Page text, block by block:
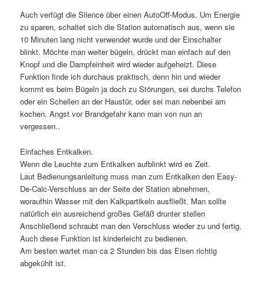
Auch verfügt die Silence über einen AutoOff-Modus. Um Energie
zu sparen, schaltet sich die Station automatisch aus, wenn sie
10 Minuten lang nicht verwendet wurde und der Einschalter
blinkt. Möchte man weiter bügeln, drückt man einfach auf den
Knopf und die Dampfeinheit wird wieder aufgeheizt. Diese
Funktion finde ich durchaus praktisch, denn hin und wieder
kommt es beim Bügeln ja doch zu Störungen, sei durchs Telefon
oder ein Schellen an der Haustür, oder sei man nebenbei am
kochen. Angst vor Brandgefahr kann man von nun an
vergessen..
Einfaches Entkalken.
Wenn die Leuchte zum Entkalken aufblinkt wird es Zeit.
Laut Bedienungsanleitung muss man zum Entkalken den Easy-
De-Calc-Verschluss an der Seite der Station abnehmen,
woraufhin Wasser mit den Kalkpartikeln ausfließt. Man sollte
natürlich ein ausreichend großes Gefäß drunter stellen
Anschließend schraubt man den Verschluss wieder zu und fertig.
Auch diese Funktion ist kinderleicht zu bedienen.
Am besten wartet man ca 2 Stunden bis das Eisen richtig
abgekühlt ist.